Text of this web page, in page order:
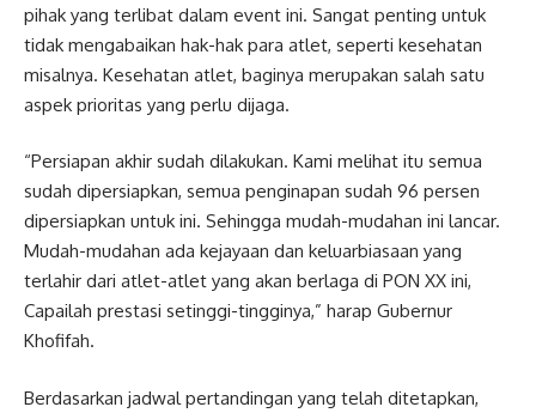
pihak yang terlibat dalam event ini. Sangat penting untuk
tidak mengabaikan hak-hak para atlet, seperti kesehatan
misalnya. Kesehatan atlet, baginya merupakan salah satu
aspek prioritas yang perlu dijaga.
“Persiapan akhir sudah dilakukan. Kami melihat itu semua
sudah dipersiapkan, semua penginapan sudah 96 persen
dipersiapkan untuk ini. Sehingga mudah-mudahan ini lancar.
Mudah-mudahan ada kejayaan dan keluarbiasaan yang
terlahir dari atlet-atlet yang akan berlaga di PON XX ini,
Capailah prestasi setinggi-tingginya,” harap Gubernur
Khofifah.
Berdasarkan jadwal pertandingan yang telah ditetapkan,